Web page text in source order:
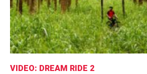
VIDEO: DREAM RIDE 2